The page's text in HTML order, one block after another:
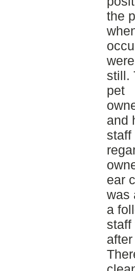
the
still.
pet
and
staff
ear
was
a
staff